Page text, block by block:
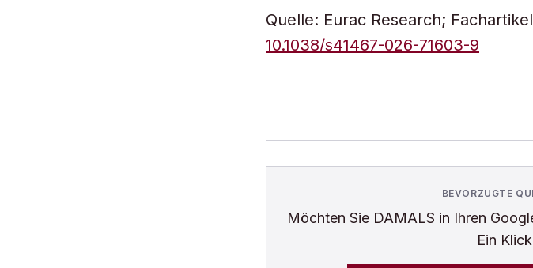
Quelle: Eurac Research;
10.1038/s41467-026-71603-9
BEVORZUGTE
Möchten Sie DAMALS in Ihren
Ein